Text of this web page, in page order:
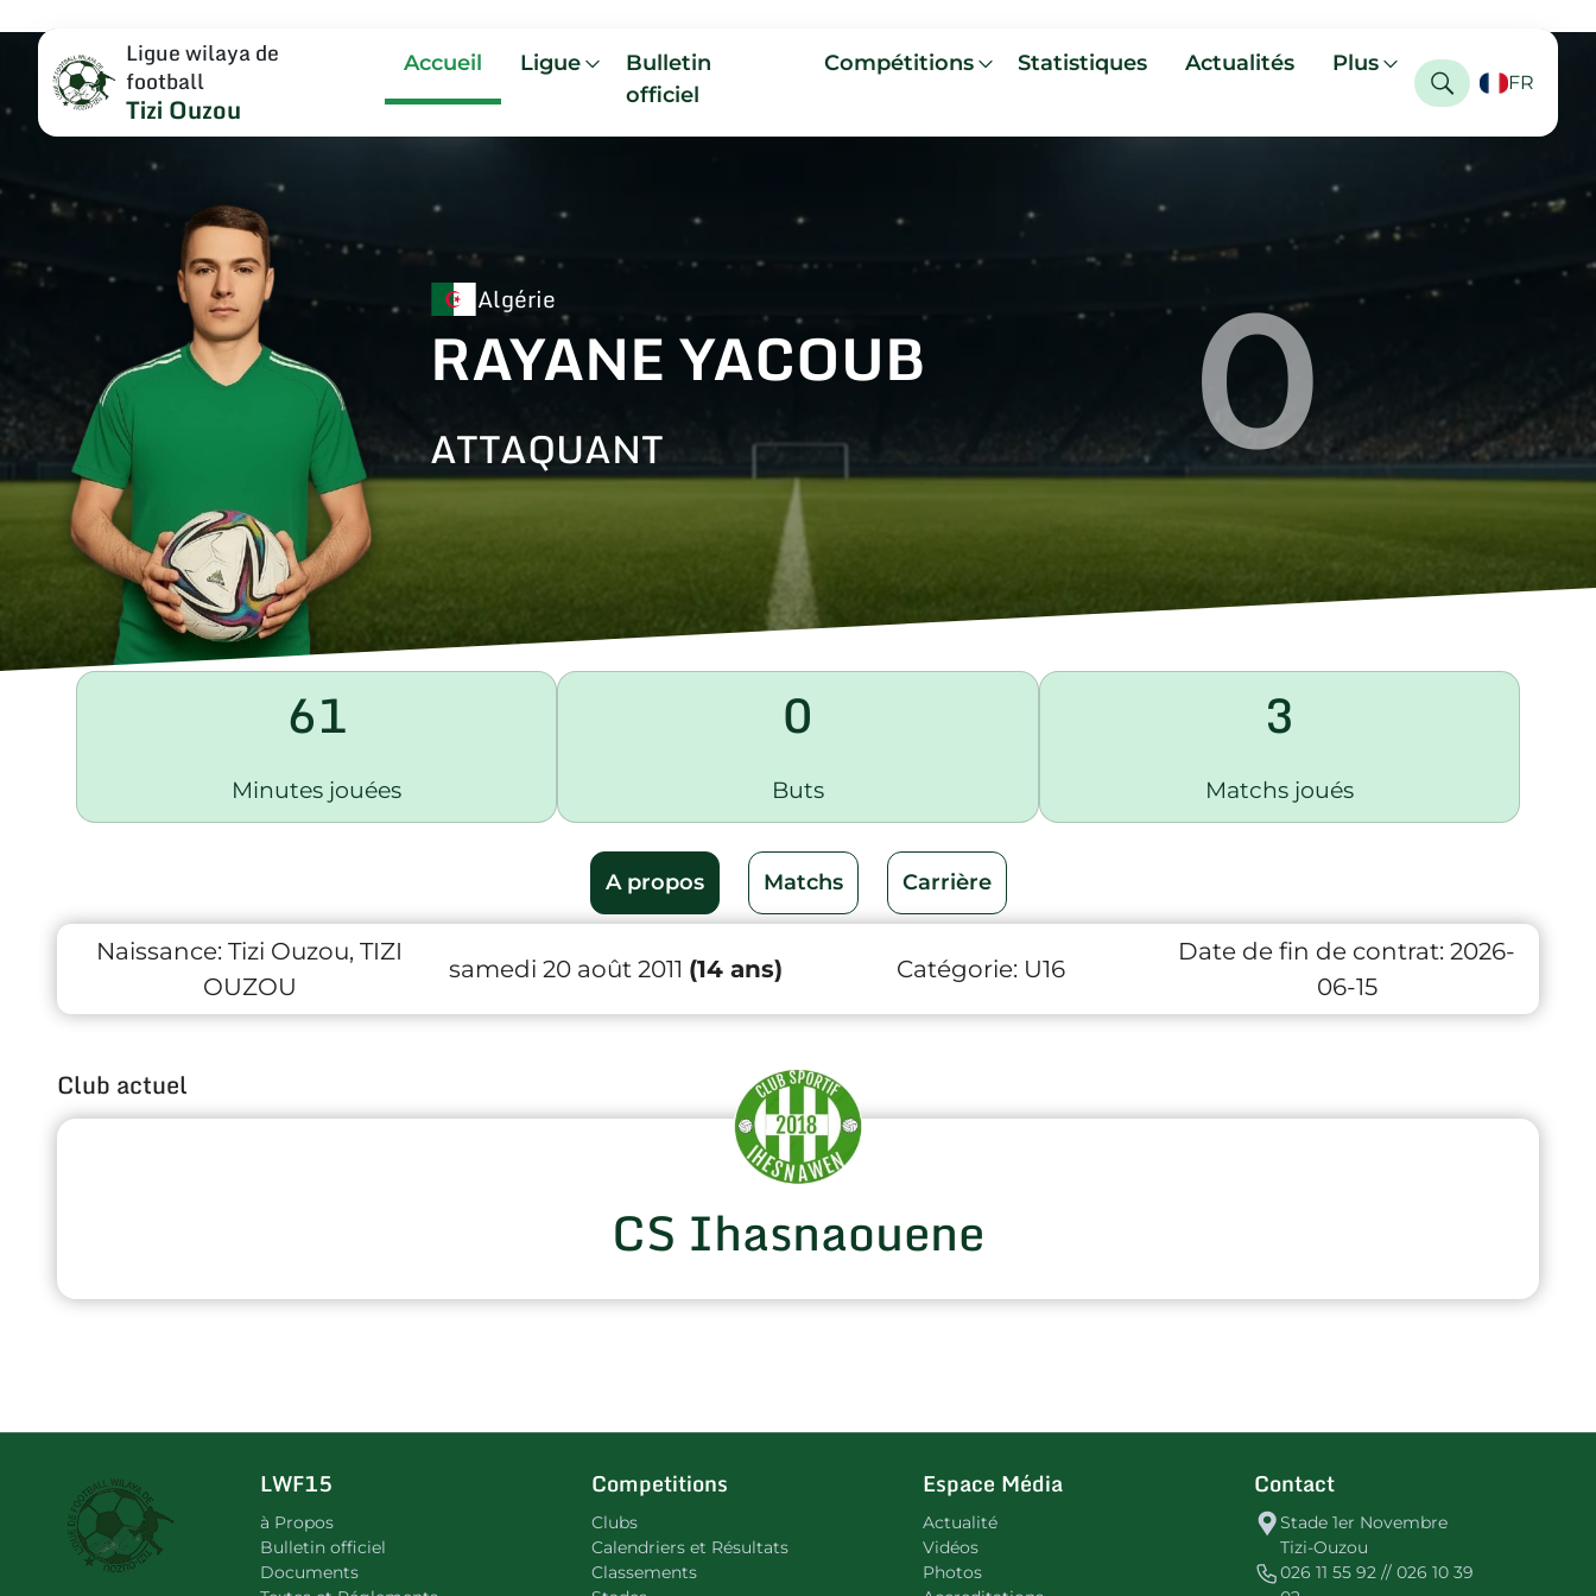
Ligue wilaya de
football
Tizi Ouzou
Accueil Ligue
Bulletin
officiel
Compétitions Statistiques Actualités Plus
FR
Algérie
RAYANE YACOUB
ATTAQUANT 0
61
Minutes jouées
0
Buts
3
Matchs joués
A propos Matchs Carrière
Naissance: Tizi Ouzou, TIZI
OUZOU
samedi 20 août 2011 (14 ans) Catégorie: U16
Date de fin de contrat: 2026-
06-15
Club actuel
CS Ihasnaouene
LWF15
à Propos
Bulletin officiel
Documents
Competitions
Clubs
Calendriers et Résultats
Classements
Espace Média
Actualité
Vidéos
Photos
Contact
Stade 1er Novembre
Tizi-Ouzou
026 11 55 92 // 026 10 39